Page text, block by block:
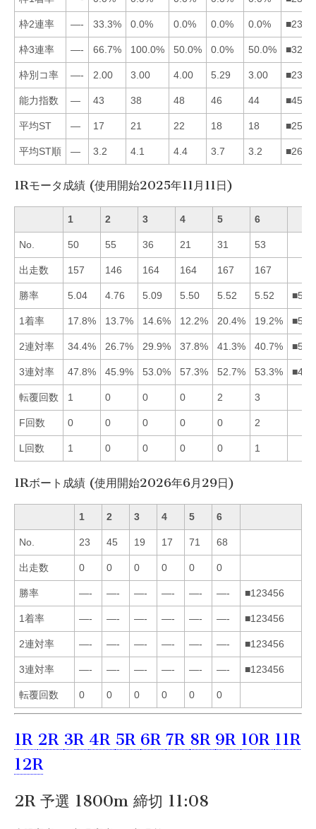
枠2連率 —- 33.3% 0.0% 0.0% 0.0% 0.0%
枠3連率 —- 66.7% 100.0% 50.0% 0.0% 50.0%
枠別コ率 —- 2.00 3.00 4.00 5.29 3.00
能力指数 — 43 38 48 46 44
平均ST — 17 21 22 18 18
平均ST順 — 3.2 4.1 4.4 3.7 3.2
1Rモータ成績 (使用開始2025年11月11日)
1 2 3 4 5 6
No. 50 55 36 21 31 53
出走数 157 146 164 164 167 167
勝率 5.04 4.76 5.09 5.50 5.52 5.52
1着率 17.8% 13.7% 14.6% 12.2% 20.4% 19.2%
2連対率 34.4% 26.7% 29.9% 37.8% 41.3% 40.7%
3連対率 47.8% 45.9% 53.0% 57.3% 52.7% 53.3%
転覆回数 1 0 0 0 2 3
F回数 0 0 0 0 0 2
L回数 1 0 0 0 0 1
1Rボート成績 (使用開始2026年6月29日)
1 2 3 4 5 6
No. 23 45 19 17 71 68
出走数 0 0 0 0 0 0
勝率 —- —- —- —- —- —- ■123456
1着率 —- —- —- —- —- —- ■123456
2連対率 —- —- —- —- —- —- ■123456
3連対率 —- —- —- —- —- —- ■123456
転覆回数 0 0 0 0 0 0
1R 2R 3R 4R 5R 6R 7R 8R 9R 10R 11R
12R
2R 予選 1800m 締切 11:08